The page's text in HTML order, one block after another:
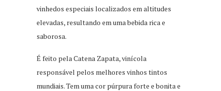
vinhedos especiais localizados em altitudes
elevadas, resultando em uma bebida rica e
saborosa.
É feito pela Catena Zapata, vinícola
responsável pelos melhores vinhos tintos
mundiais. Tem uma cor púrpura forte e bonita e